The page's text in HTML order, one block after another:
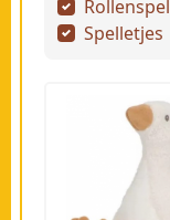
Rollenspel
Spelletjes